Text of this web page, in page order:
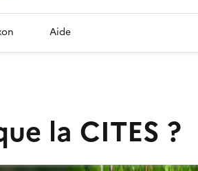
Aide
la CITES ?